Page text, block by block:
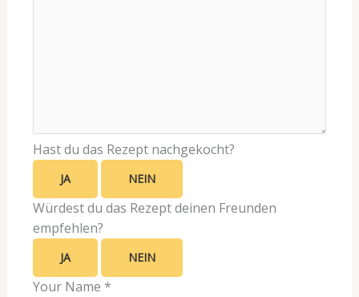
Hast du das Rezept nachgekocht?
JA NEIN
Würdest du das Rezept deinen Freunden
empfehlen?
JA NEIN
Your Name *